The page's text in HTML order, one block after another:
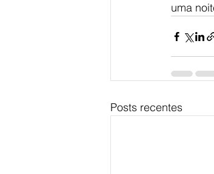
uma
Posts recentes